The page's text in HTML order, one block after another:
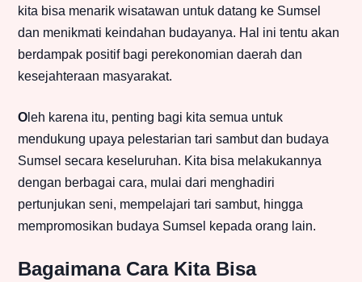
kita bisa menarik wisatawan untuk datang ke Sumsel
dan menikmati keindahan budayanya. Hal ini tentu akan
berdampak positif bagi perekonomian daerah dan
kesejahteraan masyarakat.
O leh karena itu, penting bagi kita semua untuk
mendukung upaya pelestarian tari sambut dan budaya
Sumsel secara keseluruhan. Kita bisa melakukannya
dengan berbagai cara, mulai dari menghadiri
pertunjukan seni, mempelajari tari sambut, hingga
mempromosikan budaya Sumsel kepada orang lain.
Bagaimana Cara Kita Bisa